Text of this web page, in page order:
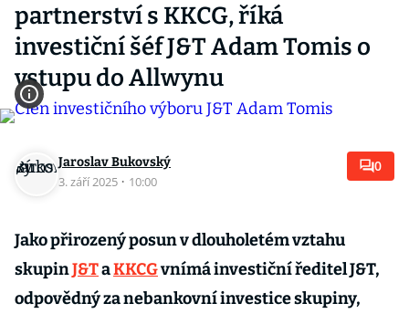
partnerství s KKCG, říká
investiční šéf J&T Adam Tomis o
vstupu do Allwynu
Jaroslav Bukovský
3. září 2025 · 10:00
0
Jako přirozený posun v dlouholetém vztahu
skupinJ&TaKKCGvnímá investiční ředitel J&T,
odpovědný za nebankovní investice skupiny,